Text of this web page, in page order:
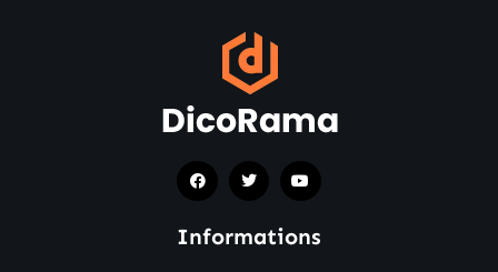
Informations